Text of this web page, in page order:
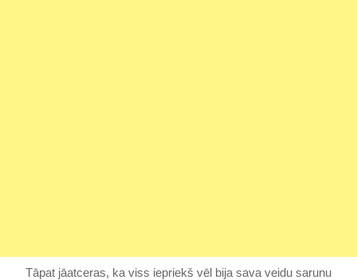
Tāpat jāatceras, ka viss iepriekš vēl bija sava veidu sarunu